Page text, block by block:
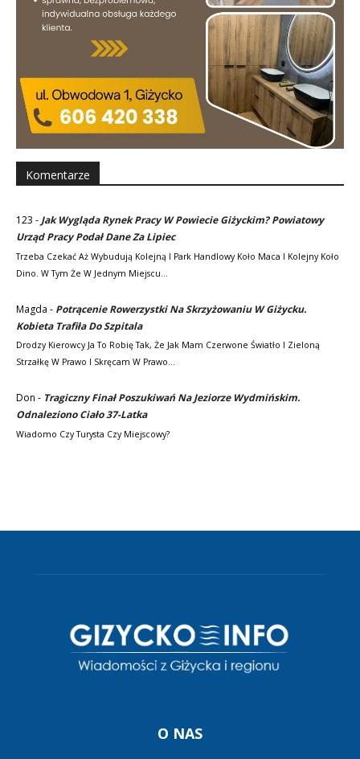
Komentarze
123 - Jak Wygląda Rynek Pracy W Powiecie Giżyckim? Powiatowy
Urząd Pracy Podał Dane Za Lipiec
Trzeba Czekać Aż Wybudują Kolejną I Park Handlowy Koło Maca I Kolejny Koło
Dino. W Tym Że W Jednym Miejscu…
Magda - Potrącenie Rowerzystki Na Skrzyżowaniu W Giżycku.
Kobieta Trafiła Do Szpitala
Drodzy Kierowcy Ja To Robię Tak, Że Jak Mam Czerwone Światło I Zieloną
Strzałkę W Prawo I Skręcam W Prawo…
Don - Tragiczny Finał Poszukiwań Na Jeziorze Wydmińskim.
Odnaleziono Ciało 37-Latka
Wiadomo Czy Turysta Czy Miejscowy?
O NAS